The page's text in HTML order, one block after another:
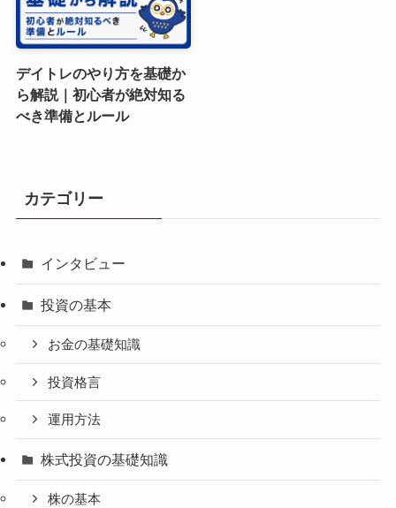
デイトレのやり方を基礎か
ら解説｜初心者が絶対知る
べき準備とルール
カテゴリー
インタビュー
投資の基本
お金の基礎知識
投資格言
運用方法
株式投資の基礎知識
株の基本